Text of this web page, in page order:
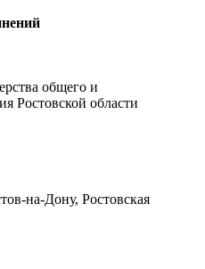
общего и
Ростовской области
на-Дону, Ростовская